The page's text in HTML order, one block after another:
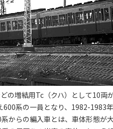
の増結用Tc（クハ）として10
600系の一員となり、1982-1983
からの編入車とは、車体形態が